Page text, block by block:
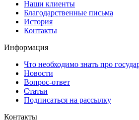
Наши клиенты
Благодарственные письма
История
Контакты
Информация
Что необходимо знать про
Новости
Вопрос-ответ
Статьи
Подписаться на рассылку
Контакты